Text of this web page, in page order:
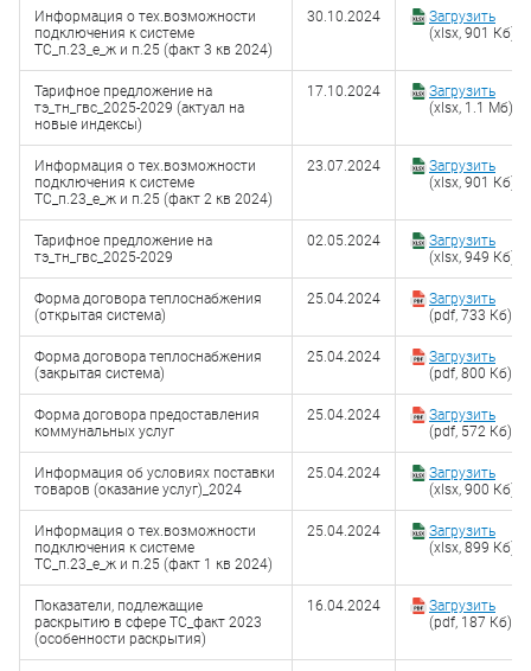
Информация о тех.возможности
подключения к системе
ТС_п.23_е_ж и п.25 (факт 3 кв 2024)
30.10.2024
Загрузить
(xlsx, 901 Кб)
Тарифное предложение на
тэ_тн_гвс_2025-2029 (актуал на
новые индексы)
17.10.2024
Загрузить
(xlsx, 1.1 Мб)
Информация о тех.возможности
подключения к системе
ТС_п.23_е_ж и п.25 (факт 2 кв 2024)
23.07.2024
Загрузить
(xlsx, 901 Кб)
Тарифное предложение на
тэ_тн_гвс_2025-2029
02.05.2024
Загрузить
(xlsx, 949 Кб)
Форма договора теплоснабжения
(открытая система)
25.04.2024
Загрузить
(pdf, 733 Кб)
Форма договора теплоснабжения
(закрытая система)
25.04.2024
Загрузить
(pdf, 800 Кб)
Форма договора предоставления
коммунальных услуг
25.04.2024
Загрузить
(pdf, 572 Кб)
Информация об условиях поставки
товаров (оказание услуг)_2024
25.04.2024
Загрузить
(xlsx, 900 Кб)
Информация о тех.возможности
подключения к системе
ТС_п.23_е_ж и п.25 (факт 1 кв 2024)
25.04.2024
Загрузить
(xlsx, 899 Кб)
Показатели, подлежащие
раскрытию в сфере ТС_факт 2023
(особенности раскрытия)
16.04.2024
Загрузить
(pdf, 187 Кб)